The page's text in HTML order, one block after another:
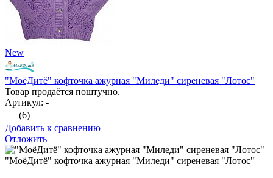
New
"МоёДитё" кофточка ажурная "Миледи" сиреневая "Лотос"
Товар продаётся поштучно.
Артикул: -
(6)
Добавить к сравнению
Отложить
"МоёДитё" кофточка ажурная "Миледи" сиреневая "Лотос"